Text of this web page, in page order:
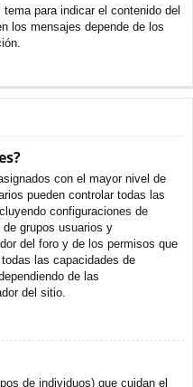
para indicar el contenido del
los mensajes depende de los
con el mayor nivel de
pueden controlar todas las
configuraciones de
grupos usuarios y
del foro y de los permisos que
las capacidades de
de las
del sitio.
de individuos) que cuidan el